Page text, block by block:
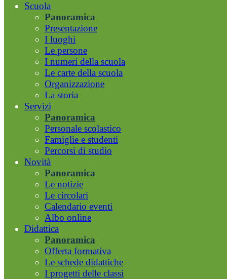
Scuola
Panoramica
Presentazione
I luoghi
Le persone
I numeri della scuola
Le carte della scuola
Organizzazione
La storia
Servizi
Panoramica
Personale scolastico
Famiglie e studenti
Percorsi di studio
Novità
Panoramica
Le notizie
Le circolari
Calendario eventi
Albo online
Didattica
Panoramica
Offerta formativa
Le schede didattiche
I progetti delle classi